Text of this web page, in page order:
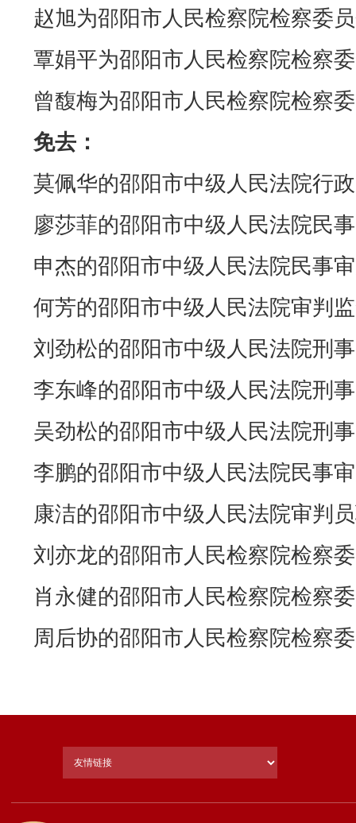
赵旭为邵阳市人民检察院检察委
覃娟平为邵阳市人民检察院检察
曾馥梅为邵阳市人民检察院检察
免去：
莫佩华的邵阳市中级人民法院行
廖莎菲的邵阳市中级人民法院民
申杰的邵阳市中级人民法院民事
何芳的邵阳市中级人民法院审判
刘劲松的邵阳市中级人民法院刑
李东峰的邵阳市中级人民法院刑
吴劲松的邵阳市中级人民法院刑
李鹏的邵阳市中级人民法院民事
康洁的邵阳市中级人民法院审判
刘亦龙的邵阳市人民检察院检察
肖永健的邵阳市人民检察院检察
周后协的邵阳市人民检察院检察